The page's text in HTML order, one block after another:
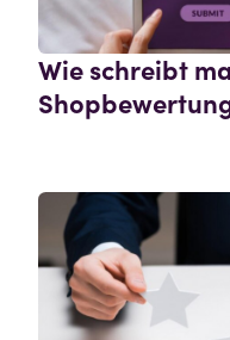
Wie schreibt